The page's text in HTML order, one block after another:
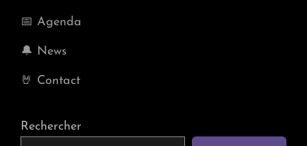
📅 Agenda
🔔 News
🤘 Contact
Rechercher